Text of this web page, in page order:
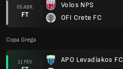
05 ABR.
FT
Volos NPS
OFI Crete FC
Copa Grega
11 FEV.
APO Levadiakos FC